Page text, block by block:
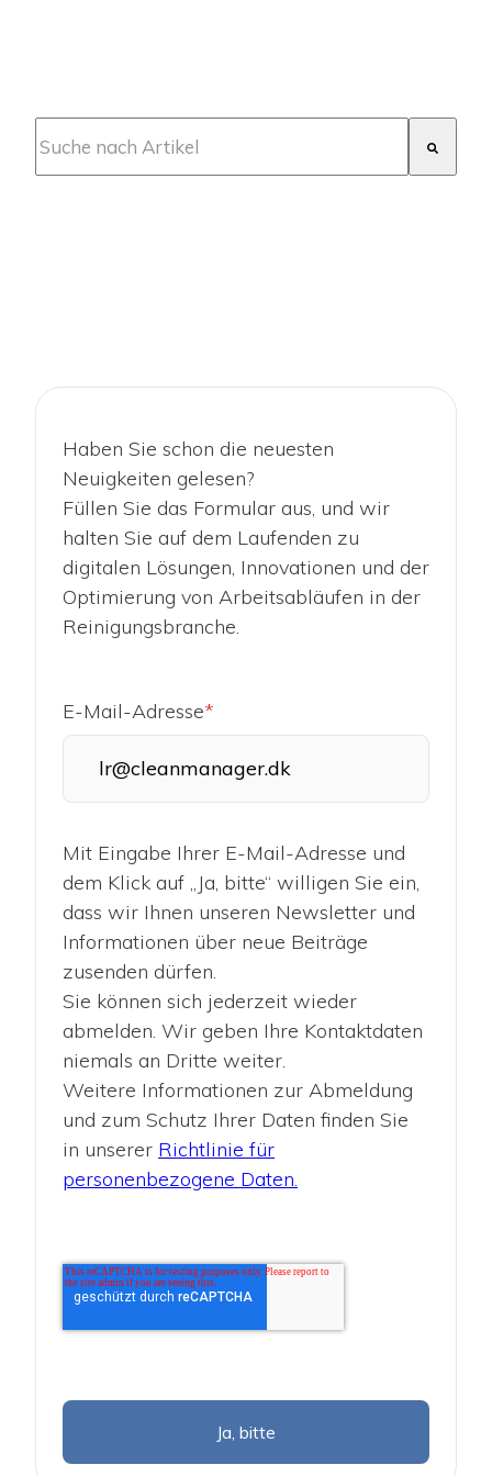
Haben Sie schon die neuesten
Neuigkeiten gelesen?
Füllen Sie das Formular aus, und wir
halten Sie auf dem Laufenden zu
digitalen Lösungen, Innovationen und der
Optimierung von Arbeitsabläufen in der
Reinigungsbranche.
E-Mail-Adresse*
Mit Eingabe Ihrer E-Mail-Adresse und
dem Klick auf „Ja, bitte“ willigen Sie ein,
dass wir Ihnen unseren Newsletter und
Informationen über neue Beiträge
zusenden dürfen.
Sie können sich jederzeit wieder
abmelden. Wir geben Ihre Kontaktdaten
niemals an Dritte weiter.
Weitere Informationen zur Abmeldung
und zum Schutz Ihrer Daten finden Sie
in unserer Richtlinie für
personenbezogene Daten.
Ja, bitte